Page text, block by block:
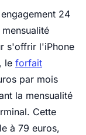
24
s'offrir l'iPhone
le forfait
par mois
la mensualité
Cette
à 79 euros,